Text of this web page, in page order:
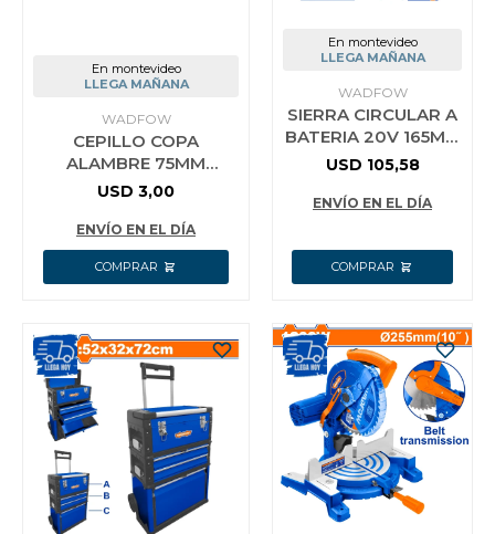
En montevideo
LLEGA MAÑANA
WADFOW
CEPILLO COPA
ALAMBRE 75MM
WADFOW WCE2401
USD 3,00
ENVÍO EN EL DÍA
En montevideo
LLEGA MAÑANA
WADFOW
SIERRA CIRCULAR A
BATERIA 20V 165MM
P20S BRUSHLESS
SIN CARG WLWP5
USD 105,58
ENVÍO EN EL DÍA